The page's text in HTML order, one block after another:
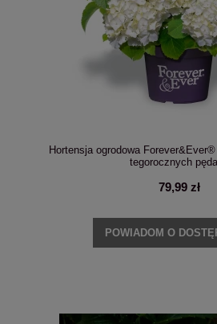
Hortensja ogrodowa
tegorocznych
79,99 zł
POWIADOM O